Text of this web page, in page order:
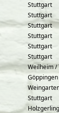
Stuttgart
Stuttgart
Stuttgart
Stuttgart
Stuttgart
Stuttgart
Weilheim /
Göppingen
Stuttgart